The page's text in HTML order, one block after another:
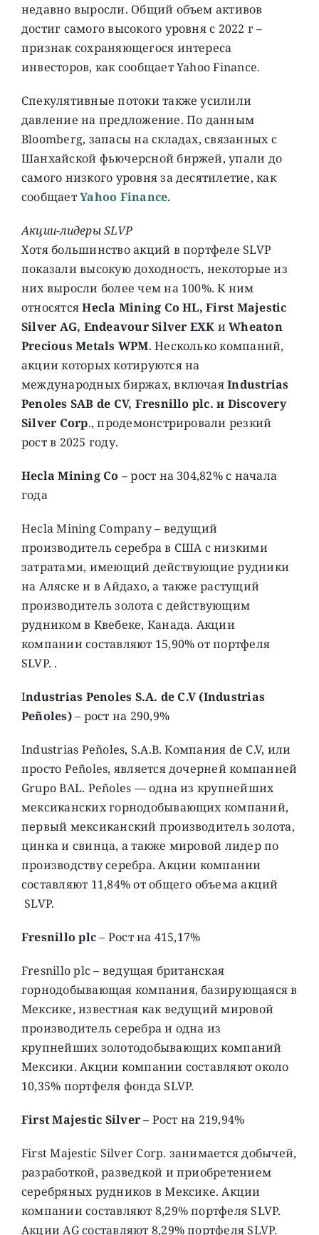
недавно выросли. Общий объем активов
достиг самого высокого уровня с 2022 г –
признак сохраняющегося интереса
инвесторов, как сообщает Yahoo Finance.
Спекулятивные потоки также усилили
давление на предложение. По данным
Bloomberg, запасы на складах, связанных с
Шанхайской фьючерсной биржей, упали до
самого низкого уровня за десятилетие, как
сообщаетYahoo Finance.
Акции-лидеры SLVP
Хотя большинство акций в портфеле SLVP
показали высокую доходность, некоторые из
них выросли более чем на 100%. К ним
относятсяHecla Mining Co HL, First Majestic
Silver AG, Endeavour Silver EXK иWheaton
Precious Metals WPM. Несколько компаний,
акции которых котируются на
международных биржах, включаяIndustrias
Penoles SAB de CV, Fresnillo plc. и Discovery
Silver Corp., продемонстрировали резкий
рост в 2025 году.
Hecla Mining Co – рост на 304,82% с начала
года
Hecla Mining Company – ведущий
производитель серебра в США с низкими
затратами, имеющий действующие рудники
на Аляске и в Айдахо, а также растущий
производитель золота с действующим
рудником в Квебеке, Канада. Акции
компании составляют 15,90% от портфеля
SLVP. .
Industrias Penoles S.A. de C.V (Industrias
Peñoles)– рост на 290,9%
Industrias Peñoles, S.A.B. Компания de C.V, или
просто Peñoles, является дочерней компанией
Grupo BAL. Peñoles — одна из крупнейших
мексиканских горнодобывающих компаний,
первый мексиканский производитель золота,
цинка и свинца, а также мировой лидер по
производству серебра. Акции компании
составляют 11,84% от общего объема акций
SLVP.
Fresnillo plc– Рост на 415,17%
Fresnillo plc – ведущая британская
горнодобывающая компания, базирующаяся в
Мексике, известная как ведущий мировой
производитель серебра и одна из
крупнейших золотодобывающих компаний
Мексики. Акции компании составляют около
10,35% портфеля фонда SLVP.
First Majestic Silver– Рост на 219,94%
First Majestic Silver Corp. занимается добычей,
разработкой, разведкой и приобретением
серебряных рудников в Мексике. Акции
компании составляют 8,29% портфеля SLVP.
Акции AG составляют 8,29% портфеля SLVP.